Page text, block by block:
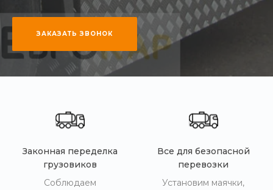
ЗАКАЗАТЬ ЗВОНОК
Законная переделка
грузовиков
Соблюдаем
Все для безопасной
перевозки
Установим маячки,